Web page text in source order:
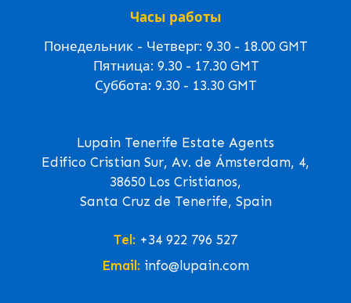
Часы работы
Понедельник - Четверг: 9.30 - 18.00 GMT
Пятница: 9.30 - 17.30 GMT
Суббота: 9.30 - 13.30 GMT
Lupain Tenerife Estate Agents
Edifico Cristian Sur, Av. de Ámsterdam, 4,
38650 Los Cristianos,
Santa Cruz de Tenerife, Spain
Tel: +34 922 796 527
Email: info@lupain.com